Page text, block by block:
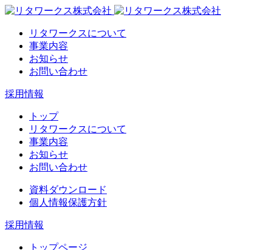
リタワークスについて
事業内容
お知らせ
お問い合わせ
採用情報
トップ
リタワークスについて
事業内容
お知らせ
お問い合わせ
資料ダウンロード
個人情報保護方針
採用情報
トップページ